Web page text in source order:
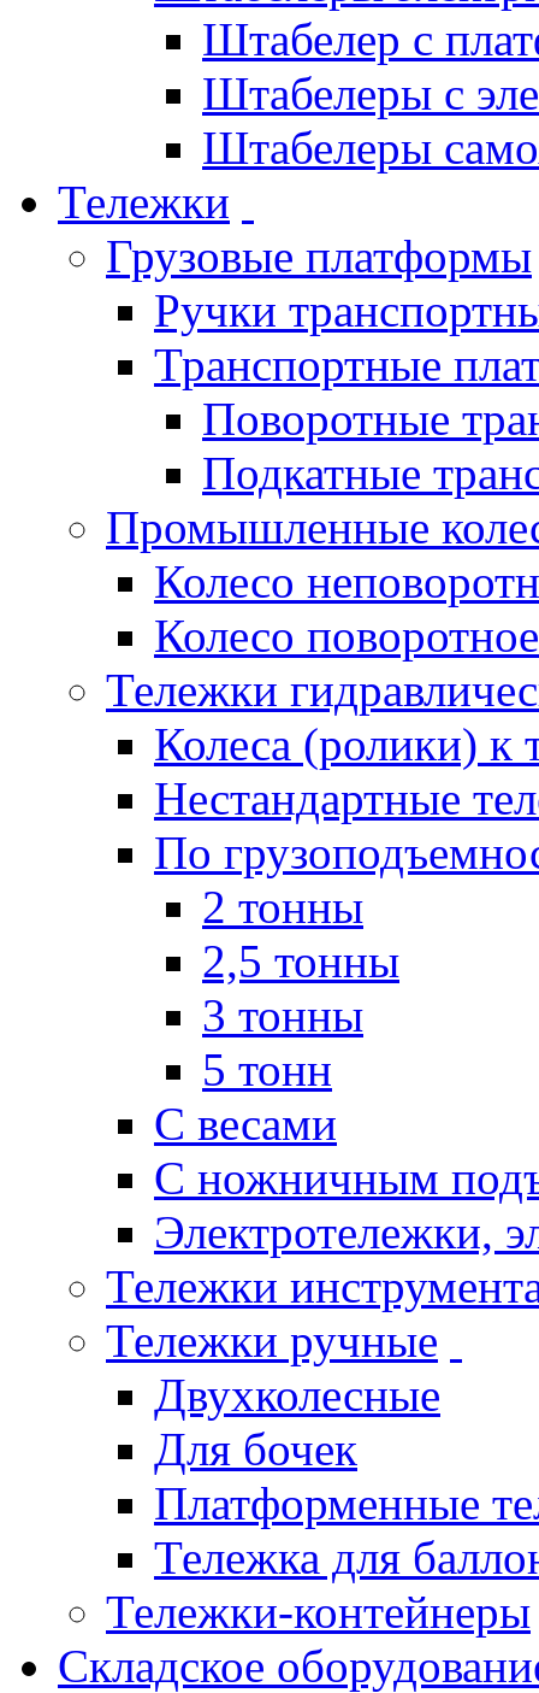
Штабелер с
Штабелеры с
Штабелеры
Тележки
Грузовые платформы
Ручки
Транспортные
Поворотные
Подкатные
Промышленные
Колесо
Колесо поворотное
Тележки
Колеса (ролики) к
Нестандартные
По
2 тонны
2,5 тонны
3 тонны
5 тонн
С весами
С ножничным
Электротележки,
Тележки
Тележки ручные
Двухколесные
Для бочек
Платформенные
Тележка для
Тележки-контейнеры
Складское